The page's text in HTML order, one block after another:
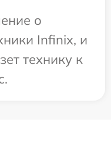
о
Infinix, и
технику к